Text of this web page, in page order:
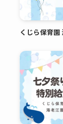
くじら保育園